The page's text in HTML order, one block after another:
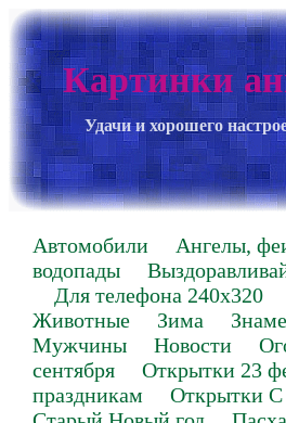
Картинки
Удачи и хорошего
Автомобили Ангелы,
водопады
Для телефона 240х320
Животные
Зима
Мужчины
Новости
сентября
Открытки 23
праздникам
Открытки